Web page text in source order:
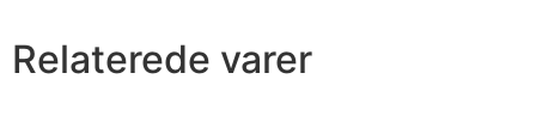
Relaterede varer